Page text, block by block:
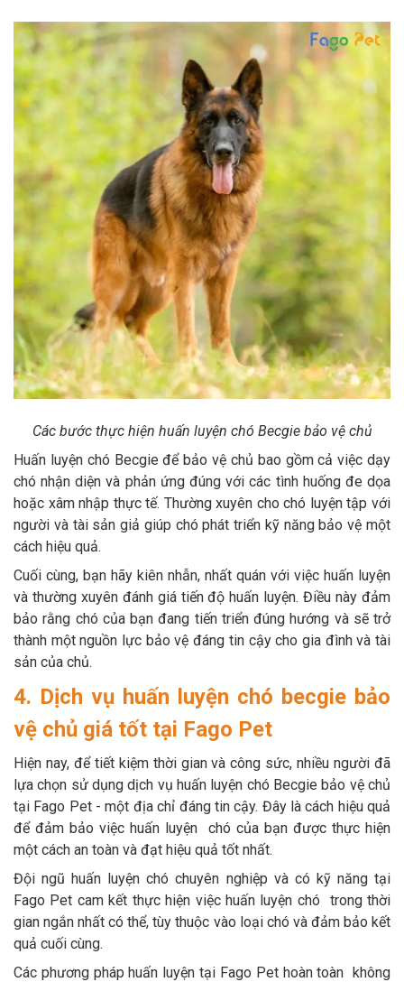
Các bước thực hiện huấn luyện chó Becgie bảo vệ chủ
Huấn luyện chó Becgie để bảo vệ chủ bao gồm cả việc dạy
chó nhận diện và phản ứng đúng với các tình huống đe dọa
hoặc xâm nhập thực tế. Thường xuyên cho chó luyện tập với
người và tài sản giả giúp chó phát triển kỹ năng bảo vệ một
cách hiệu quả.
Cuối cùng, bạn hãy kiên nhẫn, nhất quán với việc huấn luyện
và thường xuyên đánh giá tiến độ huấn luyện. Điều này đảm
bảo rằng chó của bạn đang tiến triển đúng hướng và sẽ trở
thành một nguồn lực bảo vệ đáng tin cậy cho gia đình và tài
sản của chủ.
4. Dịch vụ huấn luyện chó becgie bảo
vệ chủ giá tốt tại Fago Pet
Hiện nay, để tiết kiệm thời gian và công sức, nhiều người đã
lựa chọn sử dụng dịch vụ huấn luyện chó Becgie bảo vệ chủ
tại Fago Pet - một địa chỉ đáng tin cậy. Đây là cách hiệu quả
để đảm bảo việc huấn luyện chó của bạn được thực hiện
một cách an toàn và đạt hiệu quả tốt nhất.
Đội ngũ huấn luyện chó chuyên nghiệp và có kỹ năng tại
Fago Pet cam kết thực hiện việc huấn luyện chó trong thời
gian ngắn nhất có thể, tùy thuộc vào loại chó và đảm bảo kết
quả cuối cùng.
Các phương pháp huấn luyện tại Fago Pet hoàn toàn không